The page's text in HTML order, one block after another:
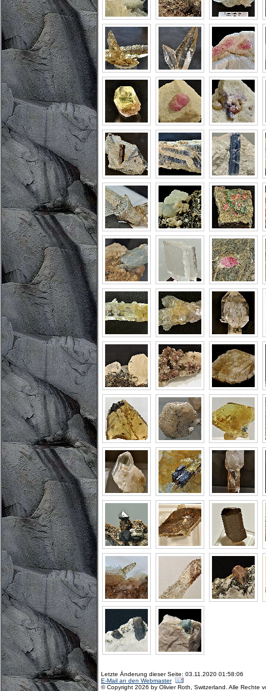
Letzte Änderung dieser Seite: 03.11.2020 01:58:06
E-Mail an den Webmaster
© Copyright 2026 by Olivier Roth, Switzerland. Alle Rechte